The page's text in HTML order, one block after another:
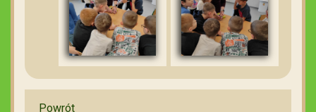
Powrót